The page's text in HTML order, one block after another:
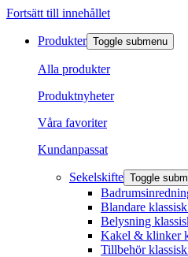
Fortsätt till innehållet
Produkter Toggle submenu
Alla produkter
Produktnyheter
Våra favoriter
Kundanpassat
Sekelskifte Toggle
Blandare
Belysning
Kakel & klinker
Tillbehör